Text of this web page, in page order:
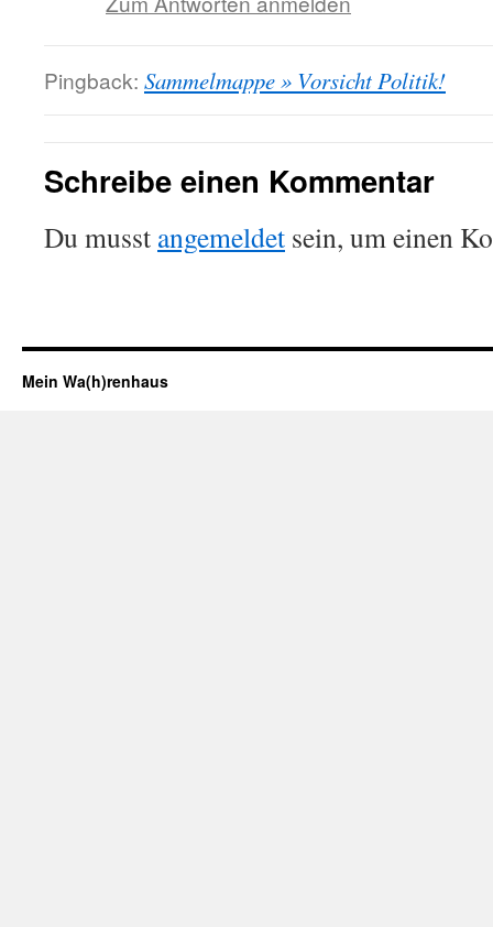
Pingback: Sammelmappe » Vorsicht Politik!
Schreibe einen Kommentar
Du musst angemeldet sein, um einen
Mein Wa(h)renhaus